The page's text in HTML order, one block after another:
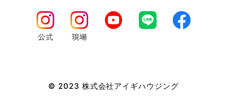
© 2023 株式会社アイギハウジング